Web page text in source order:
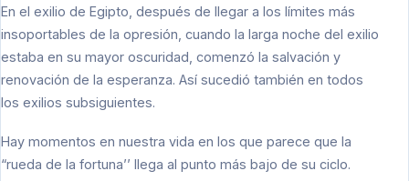
En el exilio de Egipto, después de llegar a los límites más
insoportables de la opresión, cuando la larga noche del exilio
estaba en su mayor oscuridad, comenzó la salvación y
renovación de la esperanza. Así sucedió también en todos
los exilios subsiguientes.
Hay momentos en nuestra vida en los que parece que la
“rueda de la fortuna’’ llega al punto más bajo de su ciclo.